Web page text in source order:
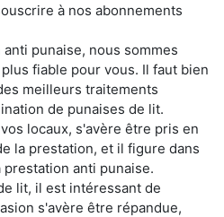
à nos abonnements
punaise, nous sommes
fiable pour vous. Il faut bien
meilleurs traitements
de punaises de lit.
locaux, s'avère être pris en
la prestation, et il figure dans
anti punaise.
lit, il est intéressant de
s'avère être répandue,